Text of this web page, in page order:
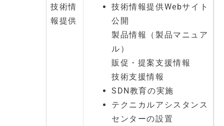
技術情
報提供
技術情報提供Webサイト
公開
製品情報（製品マニュア
ル）
販促・提案支援情報
技術支援情報
SDN教育の実施
テクニカルアシスタンス
センターの設置